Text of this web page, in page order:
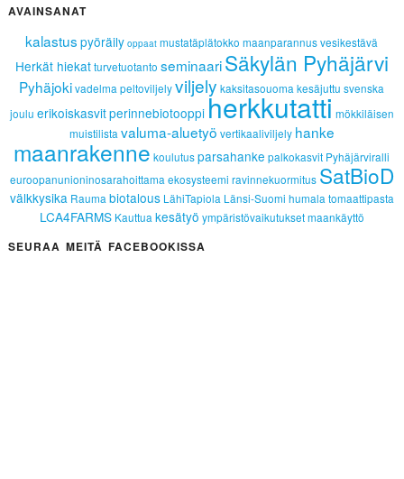
AVAINSANAT
kalastus pyöräily oppaat mustatäplätokko maanparannus vesikestävä
Herkät hiekatturvetuotanto seminaariSäkylän Pyhäjärvi
Pyhäjoki vadelma peltoviljely viljely kaksitasouoma kesäjuttu svenska
joulu erikoiskasvitperinnebiotooppi herkkutatti mökkiläisen
muistilista valuma-aluetyö vertikaaliviljely hanke
maanrakenne koulutus parsahanke palkokasvit Pyhäjärviralli
euroopanunioninosarahoittama ekosysteemi ravinnekuormitus SatBioD
välkkysika Rauma biotalous LähiTapiola Länsi-Suomi humala tomaattipasta
LCA4FARMS Kauttua kesätyö ympäristövaikutuksetmaankäyttö
SEURAA MEITÄ FACEBOOKISSA